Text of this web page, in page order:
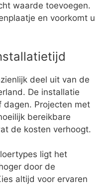
waarde toevoegen.
en voorkomt u
deel uit van de
De installatie
Projecten met
bereikbare
de kosten verhoogt.
ligt het
door de
altijd voor ervaren